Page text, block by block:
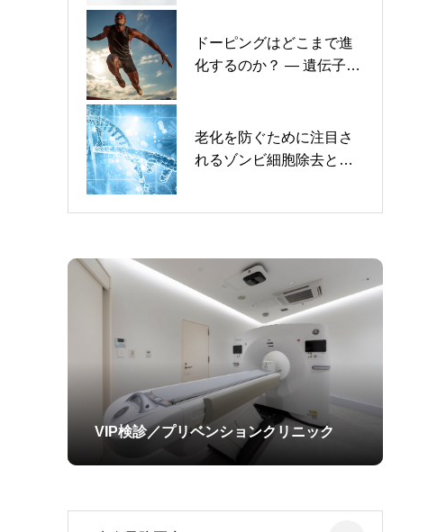
ドーピングはどこまで進
化するのか？ ― 遺伝子ド
前線
老化を防ぐために注目さ
れるゾンビ細胞除去と最
再生医療を安全に受けるために –
BiOSTYLE CLINICが大切にする14の基準
年末年始の休診日のお知らせ
ダーマペン4で叶える美肌
の秘密！効果的な施術で
魅力的な医療4Dアートメ
イクに挑戦！失敗しない
会員制クリニック／9ru
VIP検診／プリベンションクリニック